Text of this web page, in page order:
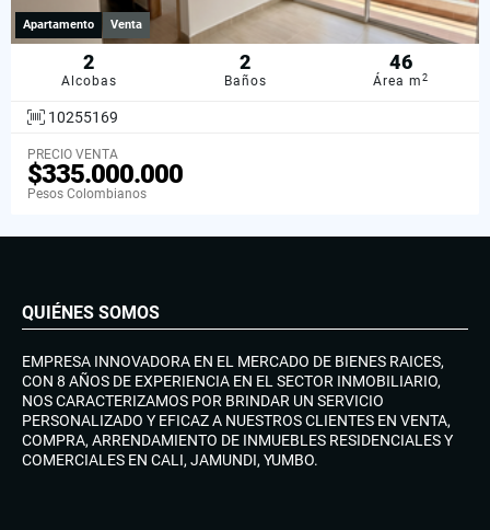
Apartamento Venta
2
Alcobas
2
Baños
46
Área m2
10255169
PRECIO VENTA
$335.000.000
Pesos Colombianos
QUIÉNES SOMOS
EMPRESA INNOVADORA EN EL MERCADO DE BIENES RAICES,
CON 8 AÑOS DE EXPERIENCIA EN EL SECTOR INMOBILIARIO,
NOS CARACTERIZAMOS POR BRINDAR UN SERVICIO
PERSONALIZADO Y EFICAZ A NUESTROS CLIENTES EN VENTA,
COMPRA, ARRENDAMIENTO DE INMUEBLES RESIDENCIALES Y
COMERCIALES EN CALI, JAMUNDI, YUMBO.